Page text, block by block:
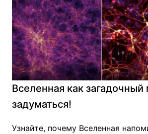
Вселенная как загадочный
задуматься!
Узнайте, почему Вселенная